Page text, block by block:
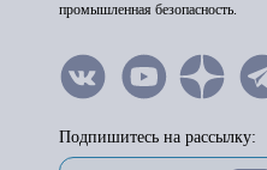
промышленная безопасность.
Подпишитесь на рассылку: